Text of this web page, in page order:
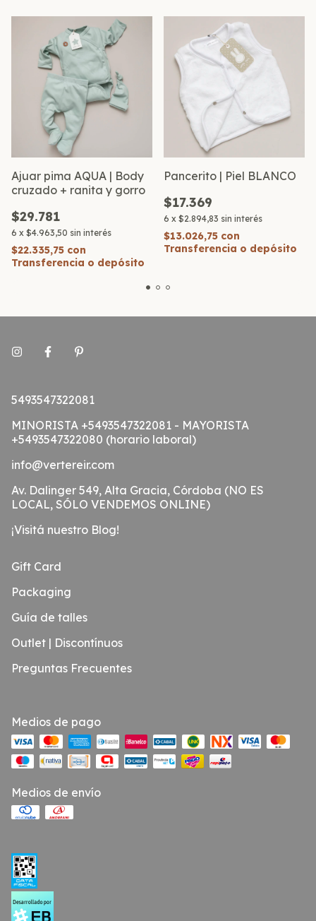
Ajuar pima AQUA | Body
cruzado + ranita y gorro
$29.781
6 x $4.963,50 sin interés
$22.335,75 con
Transferencia o depósito
Pancerito | Piel BLANCO
$17.369
6 x $2.894,83 sin interés
$13.026,75 con
Transferencia o depósito
5493547322081
MINORISTA +5493547322081 - MAYORISTA
+5493547322080 (horario laboral)
info@vertereir.com
Av. Dalinger 549, Alta Gracia, Córdoba (NO ES
LOCAL, SÓLO VENDEMOS ONLINE)
¡Visitá nuestro Blog!
Gift Card
Packaging
Guía de talles
Outlet | Discontínuos
Preguntas Frecuentes
Medios de pago
Medios de envío